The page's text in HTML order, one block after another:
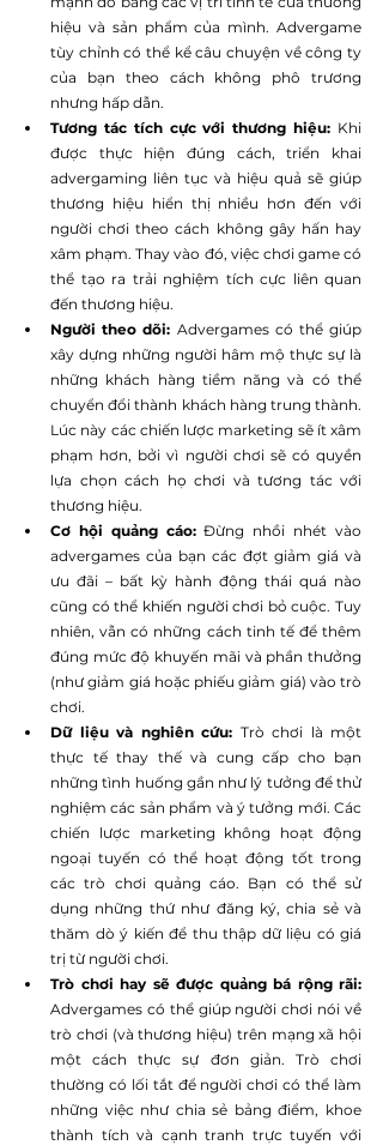
hiệu và sản phẩm của mình. Advergame
tùy chỉnh có thể kể câu chuyện về công ty
của bạn theo cách không phô trương
nhưng hấp dẫn.
Tương tác tích cực với thương hiệu: Khi
được thực hiện đúng cách, triển khai
advergaming liên tục và hiệu quả sẽ giúp
thương hiệu hiển thị nhiều hơn đến với
người chơi theo cách không gây hấn hay
xâm phạm. Thay vào đó, việc chơi game có
thể tạo ra trải nghiệm tích cực liên quan
đến thương hiệu.
Người theo dõi: Advergames có thể giúp
xây dựng những người hâm mộ thực sự là
những khách hàng tiềm năng và có thể
chuyển đổi thành khách hàng trung thành.
Lúc này các chiến lược marketing sẽ ít xâm
phạm hơn, bởi vì người chơi sẽ có quyền
lựa chọn cách họ chơi và tương tác với
thương hiệu.
Cơ hội quảng cáo: Đừng nhồi nhét vào
advergames của bạn các đợt giảm giá và
ưu đãi – bất kỳ hành động thái quá nào
cũng có thể khiến người chơi bỏ cuộc. Tuy
nhiên, vẫn có những cách tinh tế để thêm
đúng mức độ khuyến mãi và phần thưởng
(như giảm giá hoặc phiếu giảm giá) vào trò
chơi.
Dữ liệu và nghiên cứu: Trò chơi là một
thực tế thay thế và cung cấp cho bạn
những tình huống gần như lý tưởng để thử
nghiệm các sản phẩm và ý tưởng mới. Các
chiến lược marketing không hoạt động
ngoại tuyến có thể hoạt động tốt trong
các trò chơi quảng cáo. Bạn có thể sử
dụng những thứ như đăng ký, chia sẻ và
thăm dò ý kiến để thu thập dữ liệu có giá
trị từ người chơi.
Trò chơi hay sẽ được quảng bá rộng rãi:
Advergames có thể giúp người chơi nói về
trò chơi (và thương hiệu) trên mạng xã hội
một cách thực sự đơn giản. Trò chơi
thường có lối tắt để người chơi có thể làm
những việc như chia sẻ bảng điểm, khoe
thành tích và cạnh tranh trực tuyến với